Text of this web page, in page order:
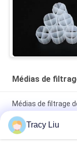
Médias de
Médias de filtrage
16mmX10mm blanc
Bio médias de
Tracy Liu